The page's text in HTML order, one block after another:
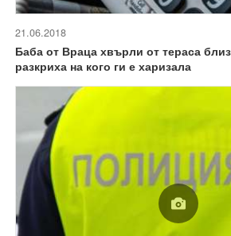
21.06.2018
Баба от Враца хвърли от тераса
разкриха на кого ги е харизала